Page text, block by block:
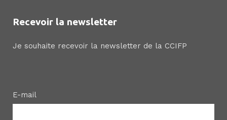
Recevoir la newsletter
Je souhaite recevoir la newsletter de la CCIFP
E-mail